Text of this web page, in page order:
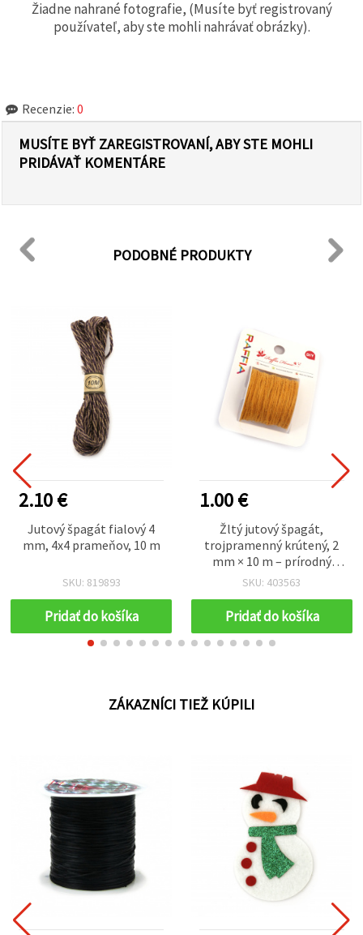
Žiadne nahrané fotografie, (Musíte byť registrovaný
používateľ, aby ste mohli nahrávať obrázky).
Recenzie: 0
MUSÍTE BYŤ ZAREGISTROVANÍ, ABY STE MOHLI
PRIDÁVAŤ KOMENTÁRE
PODOBNÉ PRODUKTY
2.10 €
Jutový špagát fialový 4
mm, 4x4 prameňov, 10 m
SKU: 819893
Pridať do košíka
1.00 €
Žltý jutový špagát,
trojpramenný krútený, 2
mm × 10 m – prírodný
vzhľad pre kreatívne
SKU: 403563
Pridať do košíka
ZÁKAZNÍCI TIEŽ KÚPILI